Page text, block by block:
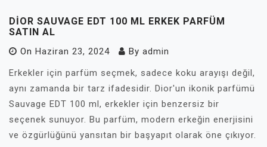
DIOR SAUVAGE EDT 100 ML ERKEK PARFÜM
SATIN AL
On Haziran 23, 2024 By admin
Erkekler için parfüm seçmek, sadece koku arayışı değil,
aynı zamanda bir tarz ifadesidir. Dior'un ikonik parfümü
Sauvage EDT 100 ml, erkekler için benzersiz bir
seçenek sunuyor. Bu parfüm, modern erkeğin enerjisini
ve özgürlüğünü yansıtan bir başyapıt olarak öne çıkıyor.